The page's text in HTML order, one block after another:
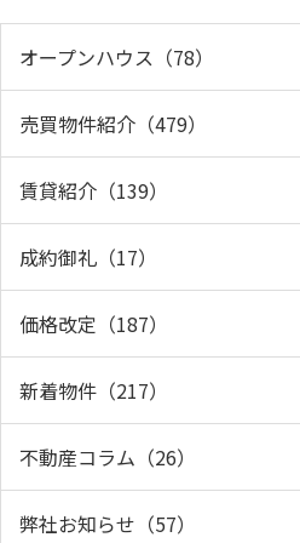
オープンハウス（78）
売買物件紹介（479）
賃貸紹介（139）
成約御礼（17）
価格改定（187）
新着物件（217）
不動産コラム（26）
弊社お知らせ（57）